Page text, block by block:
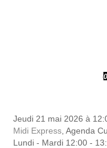
Jeudi 21 mai 2026 à
Midi Express , Agenda
Lundi - Mardi 12:00 -